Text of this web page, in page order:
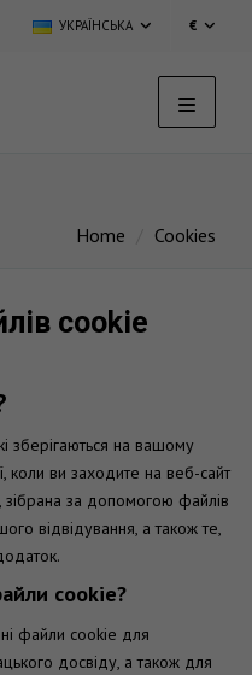
УКРАЇНСЬКА €
Home Cookies
cookie
зберігаються на вашому
коли ви заходите на веб-сайт
за допомогою файлів
відвідування, а також те,
cookie?
файли cookie для
досвіду, а також для